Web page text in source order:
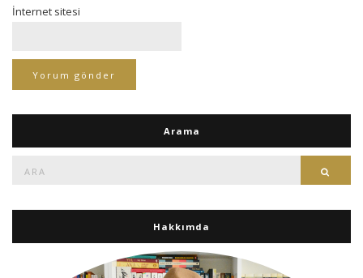
İnternet sitesi
Arama
Hakkımda